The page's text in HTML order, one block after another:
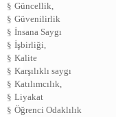
§ Güncellik,
§ Güvenilirlik
§ İnsana Saygı
§ İşbirliği,
§ Kalite
§ Karşılıklı saygı
§ Katılımcılık,
§ Liyakat
§ Öğrenci Odaklılık